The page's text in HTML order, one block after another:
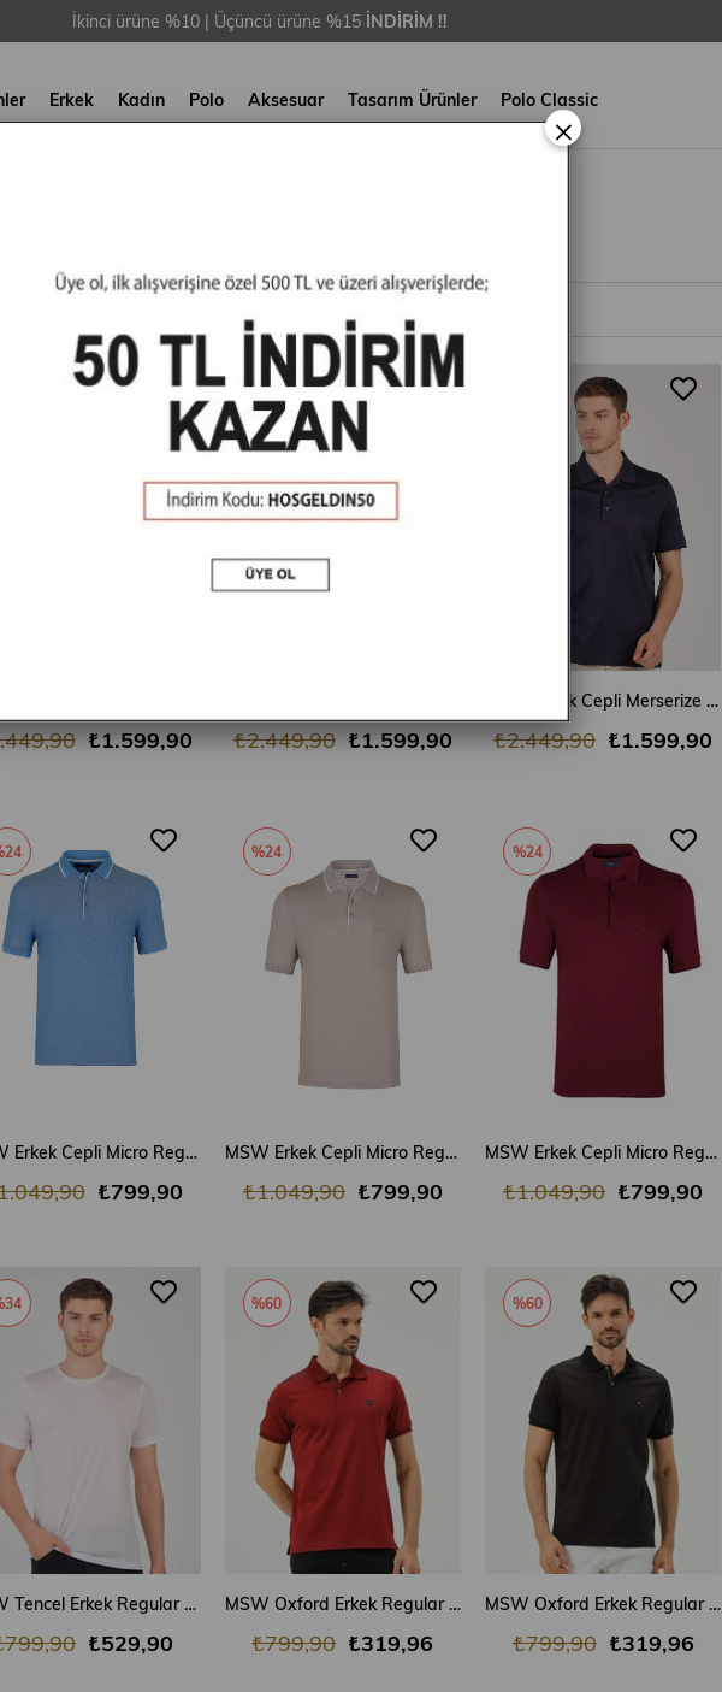
İkinci ürüne %10 | Üçüncü ürüne %15 İNDİRİM !!
Erkek Kadın Polo Aksesuar Tasarım Ürünler Polo Classic
₺1.599,90 ₺1.599,90
₺2.449,90
%35
SEPETE EKLE
MSW Erkek Cepli Merserize Regular Fit Lacivert Polo Yaka T-shirt
₺1.599,90
₺2.449,90
SEPETE EKLE
MSW Erkek Cepli Micro Regular Fit Açık Marin Polo Yaka T-shirt
₺799,90
SEPETE EKLE
MSW Erkek Cepli Micro Regular Fit Bej Polo Yaka T-shirt
₺799,90
₺1.049,90
%24
SEPETE EKLE
MSW Erkek Cepli Micro Regular Fit Bordo Polo Yaka T-shirt
₺799,90
₺1.049,90
%24
SEPETE EKLE
MSW Tencel Erkek Regular Fit Beyaz Bisiklet Yaka T-shirt
₺529,90
SEPETE EKLE
MSW Oxford Erkek Regular Fit Bordo Polo Yaka T-shirt
₺319,96
₺799,90
%60
SEPETE EKLE
MSW Oxford Erkek Regular Fit Siyah Polo Yaka T-shirt
₺319,96
₺799,90
%60
×